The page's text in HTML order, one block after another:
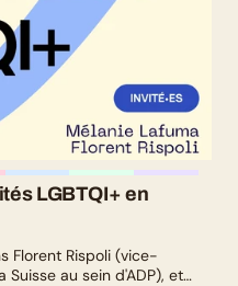
LGBTQI+ en
Florent Rispoli (vice-
Suisse au sein d'ADP), et